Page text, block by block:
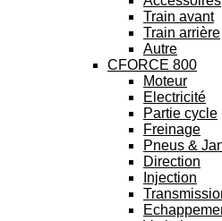
Train avant
Train arrière
Autre
CFORCE 800
Moteur
Electricité
Partie cycle
Freinage
Pneus &
Direction
Injection